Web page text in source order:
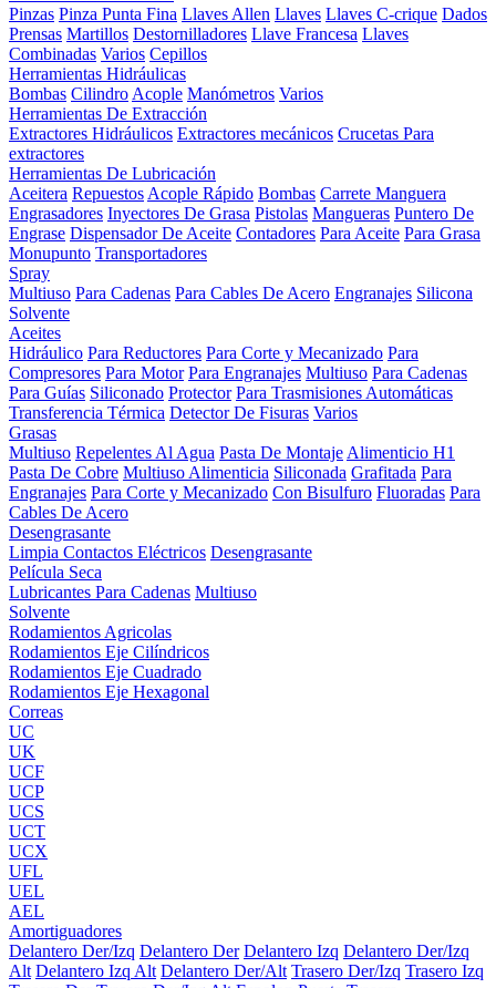
Pinzas Pinza Punta Fina Llaves Allen Llaves Llaves C-crique Dados
Prensas Martillos Destornilladores Llave Francesa Llaves
Combinadas Varios Cepillos
Herramientas Hidráulicas
Bombas Cilindro Acople Manómetros Varios
Herramientas De Extracción
Extractores Hidráulicos Extractores mecánicos Crucetas Para
extractores
Herramientas De Lubricación
Aceitera Repuestos Acople Rápido Bombas Carrete Manguera
Engrasadores Inyectores De Grasa Pistolas Mangueras Puntero De
Engrase Dispensador De Aceite Contadores Para Aceite Para Grasa
Monupunto Transportadores
Spray
Multiuso Para Cadenas Para Cables De Acero Engranajes Silicona
Solvente
Aceites
Hidráulico Para Reductores Para Corte y Mecanizado Para
Compresores Para Motor Para Engranajes Multiuso Para Cadenas
Para Guías Siliconado Protector Para Trasmisiones Automáticas
Transferencia Térmica Detector De Fisuras Varios
Grasas
Multiuso Repelentes Al Agua Pasta De Montaje Alimenticio H1
Pasta De Cobre Multiuso Alimenticia Siliconada Grafitada Para
Engranajes Para Corte y Mecanizado Con Bisulfuro Fluoradas Para
Cables De Acero
Desengrasante
Limpia Contactos Eléctricos Desengrasante
Película Seca
Lubricantes Para Cadenas Multiuso
Solvente
Rodamientos Agricolas
Rodamientos Eje Cilíndricos
Rodamientos Eje Cuadrado
Rodamientos Eje Hexagonal
Correas
UC
UK
UCF
UCP
UCS
UCT
UCX
UFL
UEL
AEL
Amortiguadores
Delantero Der/Izq Delantero Der Delantero Izq Delantero Der/Izq
Alt Delantero Izq Alt Delantero Der/Alt Trasero Der/Izq Trasero Izq